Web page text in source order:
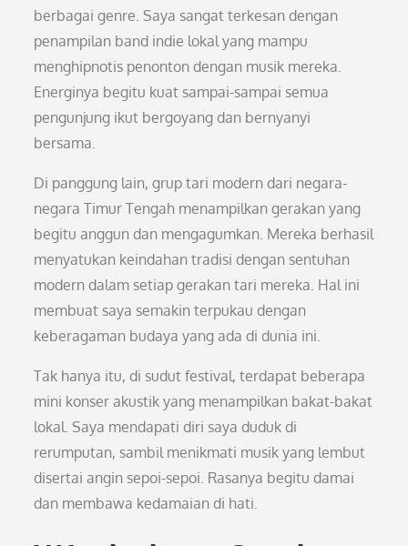
berbagai genre. Saya sangat terkesan dengan
penampilan band indie lokal yang mampu
menghipnotis penonton dengan musik mereka.
Energinya begitu kuat sampai-sampai semua
pengunjung ikut bergoyang dan bernyanyi
bersama.
Di panggung lain, grup tari modern dari negara-
negara Timur Tengah menampilkan gerakan yang
begitu anggun dan mengagumkan. Mereka berhasil
menyatukan keindahan tradisi dengan sentuhan
modern dalam setiap gerakan tari mereka. Hal ini
membuat saya semakin terpukau dengan
keberagaman budaya yang ada di dunia ini.
Tak hanya itu, di sudut festival, terdapat beberapa
mini konser akustik yang menampilkan bakat-bakat
lokal. Saya mendapati diri saya duduk di
rerumputan, sambil menikmati musik yang lembut
disertai angin sepoi-sepoi. Rasanya begitu damai
dan membawa kedamaian di hati.